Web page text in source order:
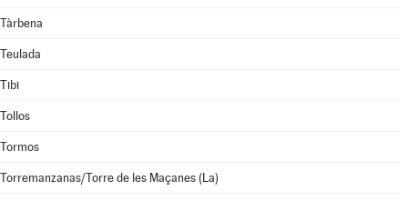
Tàrbena
Teulada
Tibi
Tollos
Tormos
Torremanzanas/Torre de les Maçanes (La)